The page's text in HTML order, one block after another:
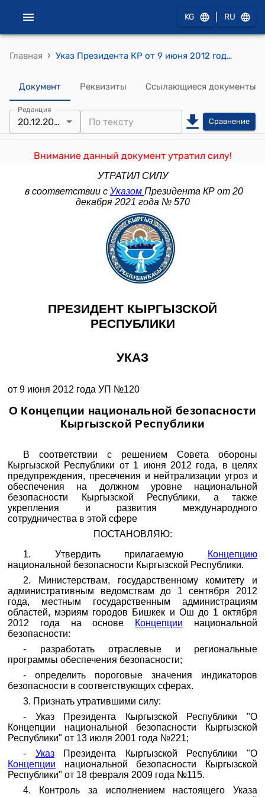
KG RU
Главная › Указ Президента КР от 9 июня 2012 года УП №120 "О Концепции национальной безопасности Кыргызской Республики"
Документ Реквизиты Ссылающиеся документы
Редакция
20.12.2021 Сравнение
Внимание данный документ утратил силу!